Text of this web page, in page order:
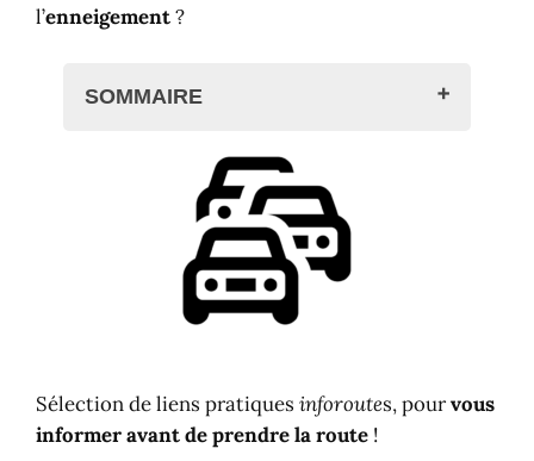
l’enneigement?
SOMMAIRE
Inforoute départementale
Inforoute France
Inforoute Massif-Central
Inforoute France Méditerranée
Secteur France Sud-Ouest
Secteur France Centre-Ouest
Secteur France Centre-Est
Secteur France Est
Sélection de liens pratiquesinforoutes, pourvous
informer avant de prendre la route !